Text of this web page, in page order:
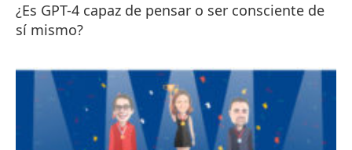
¿Es GPT-4 capaz de pensar o ser consciente de
sí mismo?